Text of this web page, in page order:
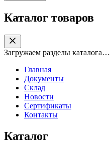
Каталог товаров
Загружаем разделы каталога…
Главная
Документы
Склад
Новости
Сертификаты
Контакты
Каталог